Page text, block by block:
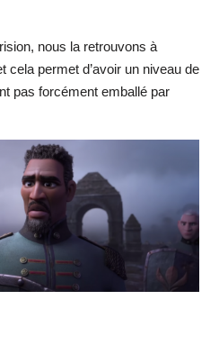
nous la retrouvons à
cela permet d’avoir un niveau de
pas forcément emballé par